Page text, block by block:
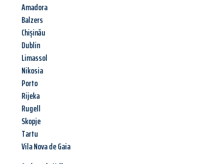
Amadora
Balzers
Chișinău
Dublin
Limassol
Nikosia
Porto
Rijeka
Rugell
Skopje
Tartu
Vila Nova de Gaia